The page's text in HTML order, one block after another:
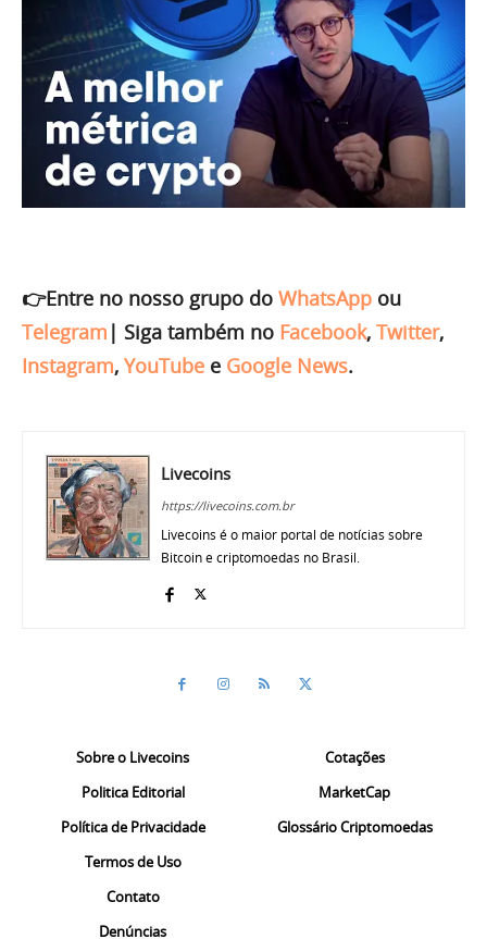
👉Entre no nosso grupo do WhatsApp ou
Telegram | Siga também no Facebook, Twitter,
Instagram, YouTube e Google News.
Livecoins
https://livecoins.com.br
Livecoins é o maior portal de notícias sobre
Bitcoin e criptomoedas no Brasil.
Sobre o Livecoins
Politica Editorial
Política de Privacidade
Termos de Uso
Contato
Denúncias
Cotações
MarketCap
Glossário Criptomoedas